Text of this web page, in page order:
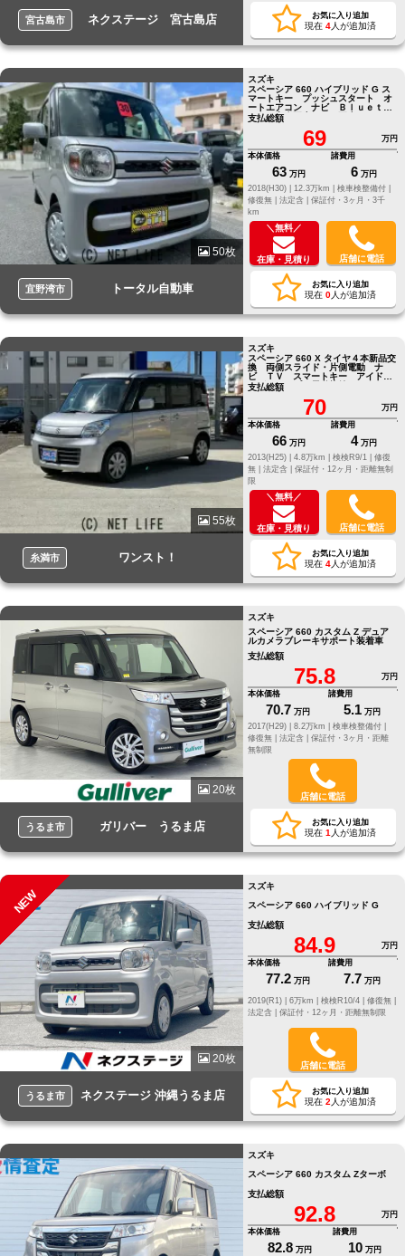
宮古島市 ネクステージ 宮古島店 お気に入り追加
現在 4人が追加済
50枚
宜野湾市 トータル自動車
スズキ
スペーシア 660 ハイブリッド G ス
マートキー プッシュスタート オ
ートエアコン ナビ Ｂｌｕｅｔｏ
ｏｔｈ音楽再生 ＣＤ再生 ＥＴ
Ｃ
支払総額
69
万円
本体価格
63 万円
諸費用
6 万円
2018(H30) |
12.3万km |
検車検整備付 |
修復無 | 法定含 | 保証付・3ヶ月・3千
km
＼無料／
在庫・見積り 店舗に電話
お気に入り追加
現在 0人が追加済
55枚
糸満市 ワンスト！
スズキ
スペーシア 660 X タイヤ４本新品交
換 両側スライド・片側電動 ナ
ビ ＴＶ スマートキー アイドリ
ングストップ 電動格納
支払総額
70
万円
本体価格
66 万円
諸費用
4 万円
2013(H25) |
4.8万km | 検検R9/1 | 修復
無 | 法定含 | 保証付・12ヶ月・距離無制
限
＼無料／
在庫・見積り 店舗に電話
お気に入り追加
現在 4人が追加済
20枚
うるま市 ガリバー うるま店
スズキ
スペーシア 660 カスタム Z デュア
ルカメラブレーキサポート装着車
支払総額
75.8
万円
本体価格
70.7 万円
諸費用
5.1 万円
2017(H29) |
8.2万km |
検車検整備付 |
修復無 | 法定含 | 保証付・3ヶ月・距離
無制限
店舗に電話
お気に入り追加
現在 1 人が追加済
NEW
20枚
うるま市 ネクステージ 沖縄うるま店
スズキ
スペーシア 660 ハイブリッド G
支払総額
84.9
万円
本体価格
77.2 万円
諸費用
7.7 万円
修復無 |
法定含 | 保証付・12ヶ月・距離無制限
店舗に電話
お気に入り追加
現在 2 人が追加済
スズキ
スペーシア 660 カスタム Zターボ
支払総額
92.8
万円
本体価格
82.8 万円
諸費用
10 万円